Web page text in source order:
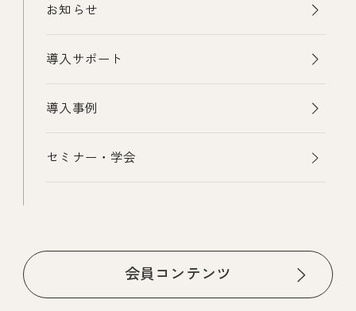
お知らせ
導入サポート
導入事例
セミナー・学会
会員コンテンツ